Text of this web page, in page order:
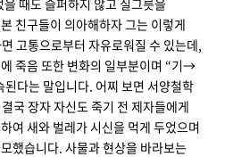
친구들이 의아해하자 그는 이렇게
고통으로부터 자유로워질 수 있는데,
죽음 또한 변화의 일부분이며 “기→
다는 말입니다. 어찌 보면 서양철학
국 장자 자신도 죽기 전 제자들에게
여 새와 벌레가 시신을 먹게 두었으며
했습니다. 사물과 현상을 바라보는